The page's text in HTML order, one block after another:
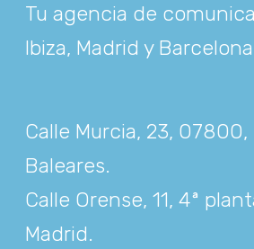
Tu agencia de
Ibiza, Madrid y Barcelona
Calle Murcia, 23, 07800,
Baleares.
Calle Orense, 11, 4ª
Madrid.